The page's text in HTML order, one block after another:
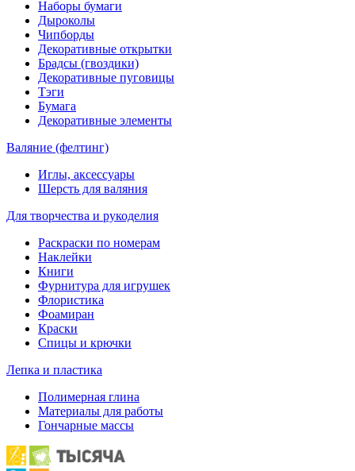
Наборы бумаги
Дыроколы
Чипборды
Декоративные открытки
Брадсы (гвоздики)
Декоративные пуговицы
Тэги
Бумага
Декоративные элементы
Валяние (фелтинг)
Иглы, аксессуары
Шерсть для валяния
Для творчества и рукоделия
Раскраски по номерам
Наклейки
Книги
Фурнитура для игрушек
Флористика
Фоамиран
Краски
Спицы и крючки
Лепка и пластика
Полимерная глина
Материалы для работы
Гончарные массы